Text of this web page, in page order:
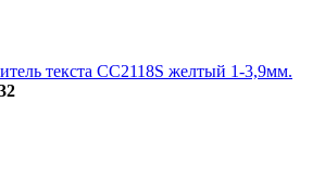
текста CC2118S желтый 1-3,9мм.